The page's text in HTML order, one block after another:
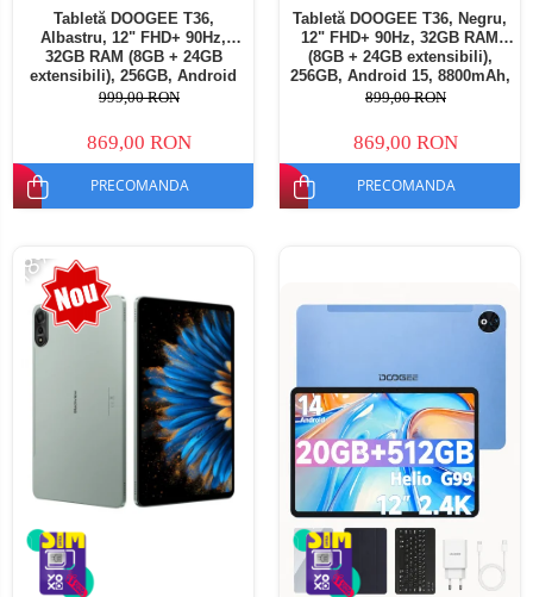
Tabletă DOOGEE T36,
Albastru, 12" FHD+ 90Hz,
32GB RAM (8GB + 24GB
extensibili), 256GB, Android
15, 8800mAh, Dual SIM
999,00 RON
869,00 RON
PRECOMANDA
Tabletă DOOGEE T36, Negru,
12" FHD+ 90Hz, 32GB RAM
(8GB + 24GB extensibili),
256GB, Android 15, 8800mAh,
Dual SIM
899,00 RON
869,00 RON
PRECOMANDA
-18%